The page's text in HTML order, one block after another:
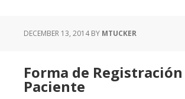
DECEMBER 13, 2014BY MTUCKER
Forma de
Paciente